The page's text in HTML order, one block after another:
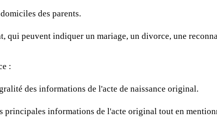
des parents.
qui peuvent indiquer un mariage, un divorce, une
:
des informations de l'acte de naissance original.
principales informations de l'acte original tout en